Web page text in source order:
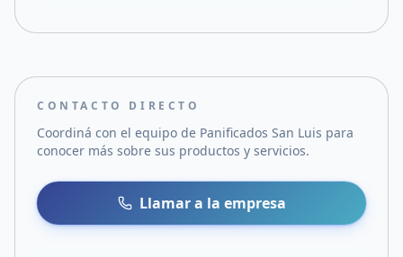
CONTACTO DIRECTO
Coordiná con el equipo de Panificados San Luis para
conocer más sobre sus productos y servicios.
Llamar a la empresa